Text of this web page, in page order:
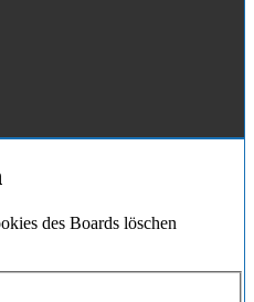
des Boards löschen